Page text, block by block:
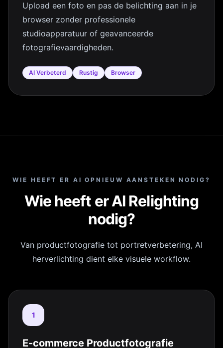
Upload een foto en pas de belichting aan in je
browser zonder professionele
studioapparatuur of geavanceerde
fotografievaardigheden.
AI Verbeterd Rustig Browser
WIE HEEFT ER AI OPNIEUW AANSTEKEN NODIG?
Wie heeft er AI Relighting
nodig?
Van productfotografie tot portretverbetering, AI
herverlichting dient elke visuele workflow.
1
E-commerce Productfotografie